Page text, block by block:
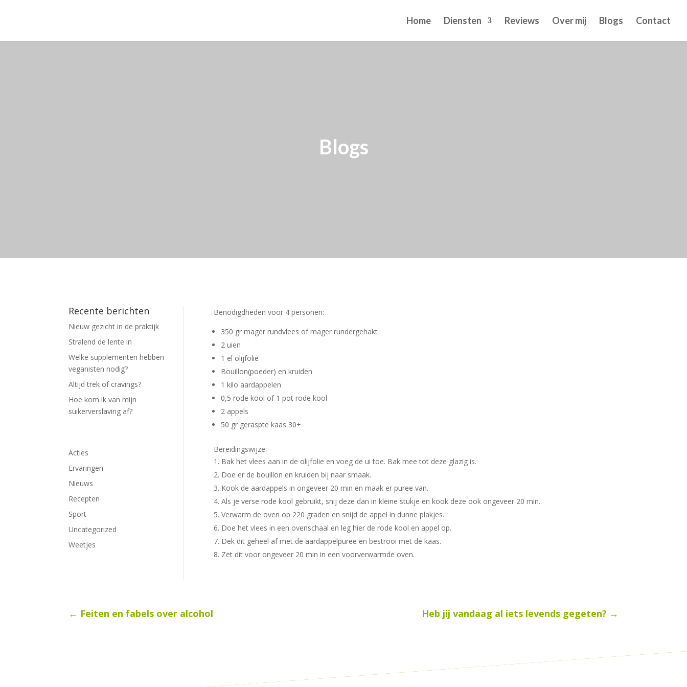
Home Diensten Reviews Over mij Blogs Contact
Blogs
Recente berichten
Nieuw gezicht in de praktijk
Stralend de lente in
Welke supplementen hebben
veganisten nodig?
Altijd trek of cravings?
Hoe kom ik van mijn
suikerverslaving af?
Acties
Ervaringen
Nieuws
Recepten
Sport
Uncategorized
Weetjes
Benodigdheden voor 4 personen:
350 gr mager rundvlees of mager rundergehakt
2 uien
1 el olijfolie
Bouillon(poeder) en kruiden
1 kilo aardappelen
0,5 rode kool of 1 pot rode kool
2 appels
50 gr geraspte kaas 30+
Bereidingswijze:
Bak het vlees aan in de olijfolie en voeg de ui toe. Bak mee tot deze glazig is.
Doe er de bouillon en kruiden bij naar smaak.
Kook de aardappels in ongeveer 20 min en maak er puree van.
Als je verse rode kool gebruikt, snij deze dan in kleine stukje en kook deze ook ongeveer 20 min.
Verwarm de oven op 220 graden en snijd de appel in dunne plakjes.
Doe het vlees in een ovenschaal en leg hier de rode kool en appel op.
Dek dit geheel af met de aardappelpuree en bestrooi met de kaas.
Zet dit voor ongeveer 20 min in een voorverwarmde oven.
← Feiten en fabels over alcohol Heb jij vandaag al iets levends gegeten? →